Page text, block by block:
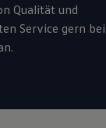
Qualität und
Service gern bei